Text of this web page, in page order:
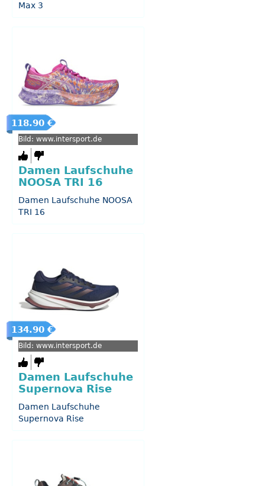
Max 3
118.90 €
Bild: www.intersport.de
Damen Laufschuhe
NOOSA TRI 16
Damen Laufschuhe NOOSA
TRI 16
134.90 €
Bild: www.intersport.de
Damen Laufschuhe
Supernova Rise
Damen Laufschuhe
Supernova Rise